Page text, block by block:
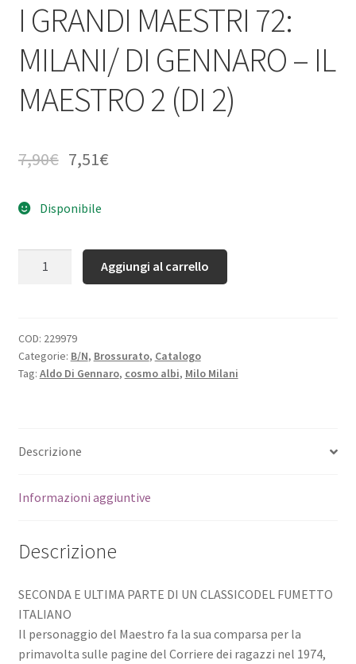
I GRANDI MAESTRI 72:
MILANI/ DI GENNARO – IL
MAESTRO 2 (DI 2)
7,90€ 7,51€
Disponibile
Aggiungi al carrello
COD: 229979
Categorie: B/N, Brossurato, Catalogo
Tag: Aldo Di Gennaro, cosmo albi, Milo Milani
Descrizione
Informazioni aggiuntive
Descrizione
SECONDA E ULTIMA PARTE DI UN CLASSICODEL FUMETTO
ITALIANO
Il personaggio del Maestro fa la sua comparsa per la
primavolta sulle pagine del Corriere dei ragazzi nel 1974,